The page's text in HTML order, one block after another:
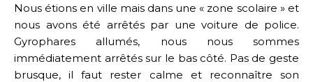
Nous étions en ville mais dans une « zone scolaire » et
nous avons été arrêtés par une voiture de police.
Gyrophares allumés, nous nous sommes
immédiatement arrêtés sur le bas côté. Pas de geste
brusque, il faut rester calme et reconnaître son